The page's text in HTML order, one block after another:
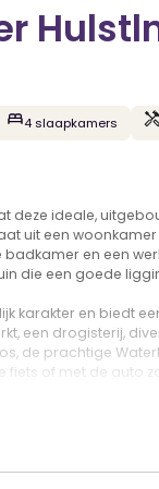
4 slaapkamers
deze ideale,
uit een
en een
die een goede
karakter en biedt
een drogisterij,
de prachtige
of met de auto
toilet met fontein,